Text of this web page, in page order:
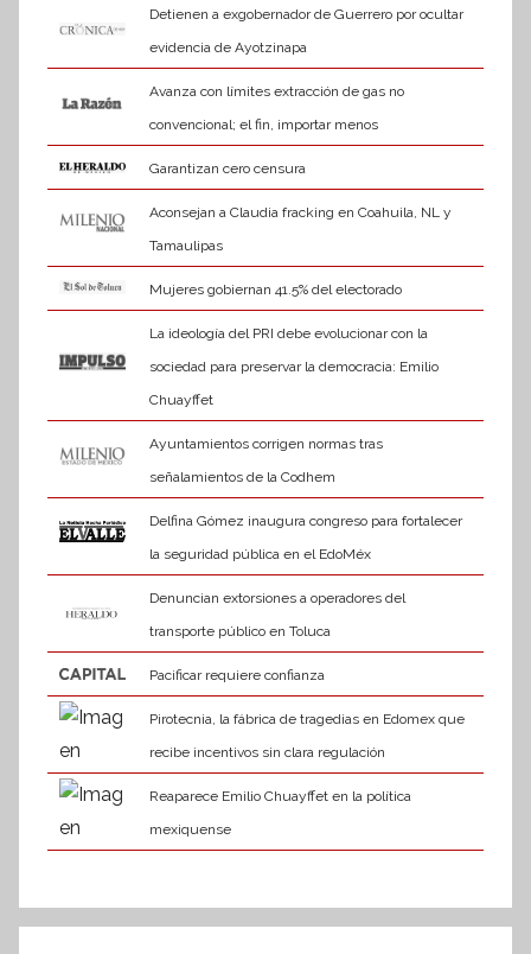
Detienen a exgobernador de Guerrero por ocultar
evidencia de Ayotzinapa
Avanza con límites extracción de gas no
convencional; el fin, importar menos
Garantizan cero censura
Aconsejan a Claudia fracking en Coahuila, NL y
Tamaulipas
Mujeres gobiernan 41.5% del electorado
La ideología del PRI debe evolucionar con la
sociedad para preservar la democracia: Emilio
Chuayffet
Ayuntamientos corrigen normas tras
señalamientos de la Codhem
Delfina Gómez inaugura congreso para fortalecer
la seguridad pública en el EdoMéx
Denuncian extorsiones a operadores del
transporte público en Toluca
Pacificar requiere confianza
Pirotecnia, la fábrica de tragedias en Edomex que
recibe incentivos sin clara regulación
Reaparece Emilio Chuayffet en la política
mexiquense